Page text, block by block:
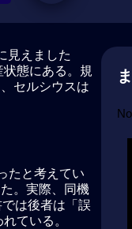
見えました
態にある。規
セルシウスは
たと考えてい
。実際、同機
は後者は「誤
ている。